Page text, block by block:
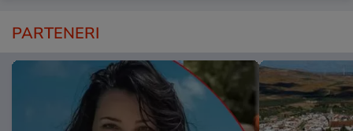
PARTENERI